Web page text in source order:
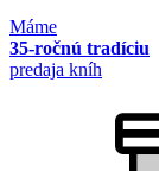
Máme
35-ročnú tradíciu
predaja kníh